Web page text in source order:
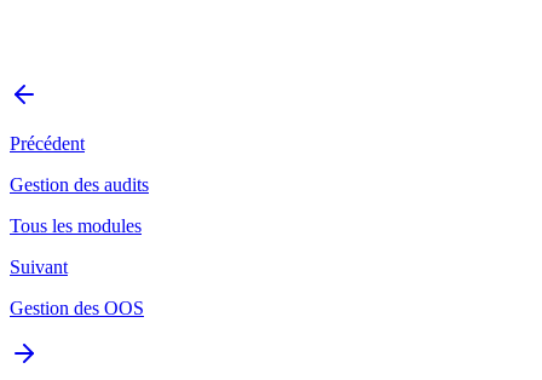
Précédent
Gestion des audits
Tous les modules
Suivant
Gestion des OOS